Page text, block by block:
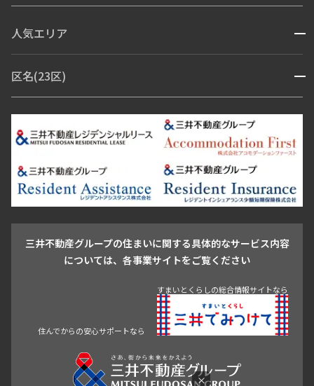
ブランドマンション
人気エリア 開閉
青山・表参道・原宿
市ヶ谷・神楽坂・飯田橋
三田・芝・浜松町
芝浦・汐留・品川
月島・勝どき・豊洲
本郷・春日・小石川
目白・高田馬場・早稲田
池尻大橋・三軒茶屋
祐天寺・学芸大学・自由が丘
駒沢・用賀・二子玉川
成城・砧
池袋・板橋・王子
青山 渋谷 東京・大手町 新宿 品川
目黒・中目黒
区名(23区) 開閉
江東区 台東区 墨田区
中野区
豊島区
杉並区 板橋区 練馬区 荒川区
足立区
葛飾区
江戸川区
三井不動産グループの住まいに関する具体的なサービス内容
については、各事業サイトをご覧ください
住んでからの安心サポートなら
すまいとくらしの総合情報サイトなら
×